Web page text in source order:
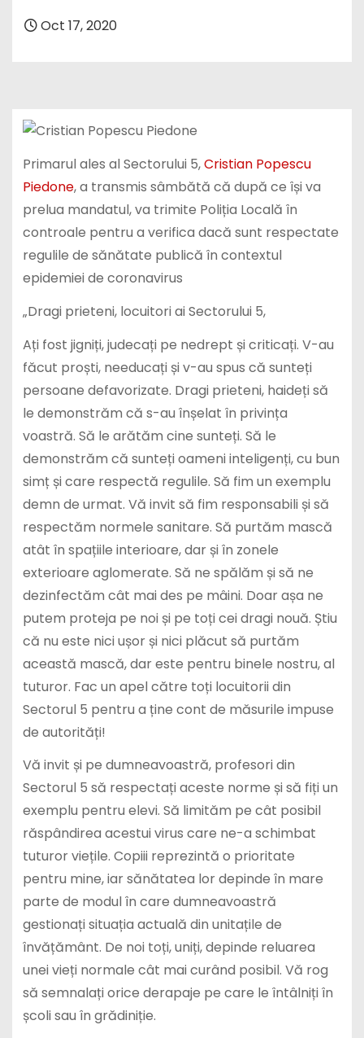
Oct 17, 2020
Primarul ales al Sectorului 5,Cristian Popescu
Piedone, a transmis sâmbătă că după ce își va
prelua mandatul, va trimite Poliția Locală în
controale pentru a verifica dacă sunt respectate
regulile de sănătate publică în contextul
epidemiei de coronavirus
„Dragi prieteni, locuitori ai Sectorului 5,
Ați fost jigniți, judecați pe nedrept și criticați. V-au
făcut proști, needucați și v-au spus că sunteți
persoane defavorizate. Dragi prieteni, haideți să
le demonstrăm că s-au înșelat în privința
voastră. Să le arătăm cine sunteți. Să le
demonstrăm că sunteți oameni inteligenți, cu bun
simț și care respectă regulile. Să fim un exemplu
demn de urmat. Vă invit să fim responsabili și să
respectăm normele sanitare. Să purtăm mască
atât în spațiile interioare, dar și în zonele
exterioare aglomerate. Să ne spălăm și să ne
dezinfectăm cât mai des pe mâini. Doar așa ne
putem proteja pe noi și pe toți cei dragi nouă. Știu
că nu este nici ușor și nici plăcut să purtăm
această mască, dar este pentru binele nostru, al
tuturor. Fac un apel către toți locuitorii din
Sectorul 5 pentru a ține cont de măsurile impuse
de autorități!
Vă invit și pe dumneavoastră, profesori din
Sectorul 5 să respectați aceste norme și să fiți un
exemplu pentru elevi. Să limităm pe cât posibil
răspândirea acestui virus care ne-a schimbat
tuturor viețile. Copiii reprezintă o prioritate
pentru mine, iar sănătatea lor depinde în mare
parte de modul în care dumneavoastră
gestionați situația actuală din unitațile de
învățământ. De noi toți, uniți, depinde reluarea
unei vieți normale cât mai curând posibil. Vă rog
să semnalați orice derapaje pe care le întâlniți în
școli sau în grădiniție.